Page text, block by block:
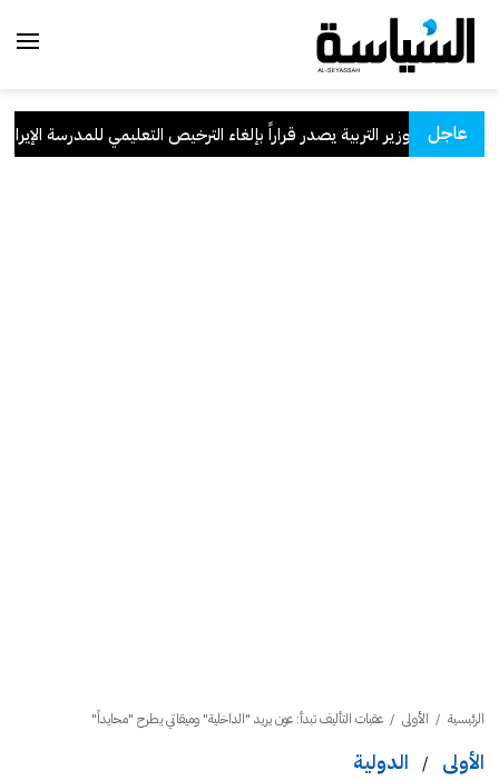
عاجلوزير التربية يصدر قراراً بإلغاء الترخيص التعليمي للمدرسة الإيرانية
الرئيسية / الأولى / عقبات التأليف تبدأ: عون يريد "الداخلية" وميقاتي يطرح "محايداً"
الأولى / الدولية